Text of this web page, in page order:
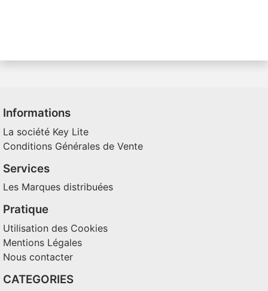
Informations
La société Key Lite
Conditions Générales de Vente
Services
Les Marques distribuées
Pratique
Utilisation des Cookies
Mentions Légales
Nous contacter
CATEGORIES